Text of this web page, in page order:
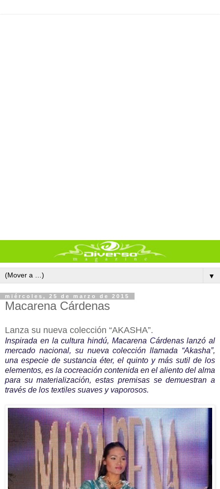
▼
miércoles, 25 de marzo de 2015
Macarena Cárdenas
Lanza su nueva colección “AKASHA”.
Inspirada en la cultura hindú, Macarena Cárdenas lanzó al
mercado nacional, su nueva colección llamada “Akasha”,
una especie de sustancia éter, el quinto y más sutil de los
elementos, es la cocreación contenida en el aliento del alma
para su materialización, estas premisas se demuestran a
través de los textiles suaves y vaporosos.